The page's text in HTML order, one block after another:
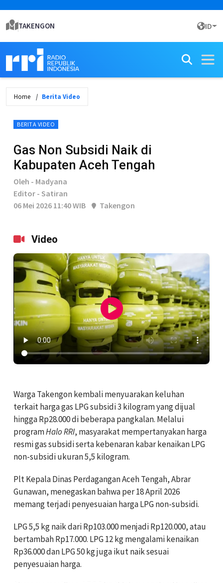
TAKENGON ID
Home Berita Video
BERITA VIDEO
Gas Non Subsidi Naik di
Kabupaten Aceh Tengah
Oleh - Madyana
Editor - Satiran
06 Mei 2026 11:40 WIB
Takengon
Video
Warga Takengon kembali menyuarakan keluhan
terkait harga gas LPG subsidi 3 kilogram yang dijual
hingga Rp28.000 di beberapa pangkalan. Melalui
programHalo RRI, masyarakat mempertanyakan harga
resmi gas subsidi serta kebenaran kabar kenaikan LPG
non-subsidi ukuran 5,5 kilogram.
Plt Kepala Dinas Perdagangan Aceh Tengah, Abrar
Gunawan, menegaskan bahwa per 18 April 2026
memang terjadi penyesuaian harga LPG non-subsidi.
LPG 5,5 kg naik dari Rp103.000 menjadi Rp120.000, atau
bertambah Rp17.000. LPG 12 kg mengalami kenaikan
Rp36.000 dan LPG 50 kg juga ikut naik sesuai
penyesuaian harga.